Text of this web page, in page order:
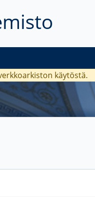
käytöstä.